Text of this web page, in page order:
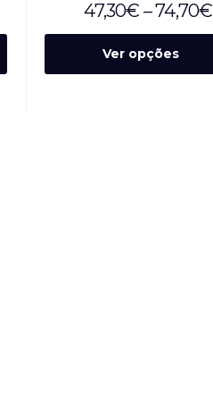
47,30€ –74,70€
Ver opções